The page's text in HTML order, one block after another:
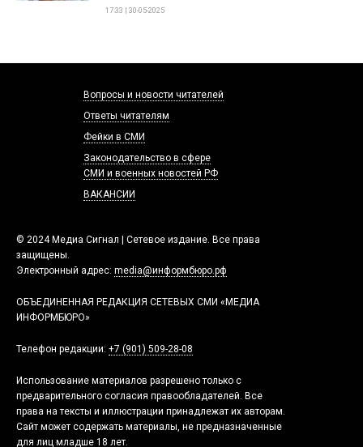
17:33 | 30-05-2025
© 2024 Медиа Сигнал | Сетевое издание. Все права
защищены.
Электронный адрес: media@информбюро.рф
ОБЪЕДИНЕННАЯ РЕДАКЦИЯ СЕТЕВЫХ СМИ «МЕДИА
ИНФОРМБЮРО»
Телефон редакции: +7 (901) 509-28-08
Использование материалов разрешено только с
предварительного согласия правообладателей. Все
права на тексты и иллюстрации принадлежат их авторам.
Сайт может содержать материалы, не предназначенные
для лиц младше 18 лет.
Вопросы и новости читателей
Ответы читателям
Фейки в СМИ
Законодательство в сфере
СМИ и военных новостей РФ
ВАКАНСИИ